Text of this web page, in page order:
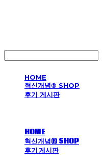
HOME
혁신개념® SHOP
후기 게시판
HOME
혁신개념® SHOP
후기 게시판